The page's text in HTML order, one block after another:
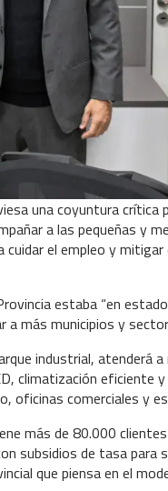
una coyuntura crítica
a las pequeñas y
el empleo y
estaba “en
a más municipios y
industrial, atenderá
climatización eficiente
oficinas comerciales y
más de 80.000
subsidios de tasa
que piensa en el